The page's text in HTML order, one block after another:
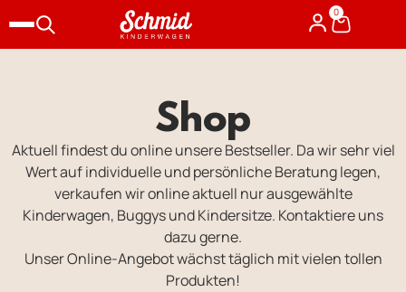
0
Shop
Aktuell findest du online unsere Bestseller. Da wir sehr viel
Wert auf individuelle und persönliche Beratung legen,
verkaufen wir online aktuell nur ausgewählte
Kinderwagen, Buggys und Kindersitze. Kontaktiere uns
dazu gerne.
Unser Online-Angebot wächst täglich mit vielen tollen
Produkten!